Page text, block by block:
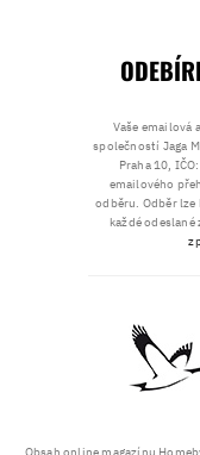
Vaše emailová
společností Jaga
Praha 10,
emailového
odběru. Odběr
každé